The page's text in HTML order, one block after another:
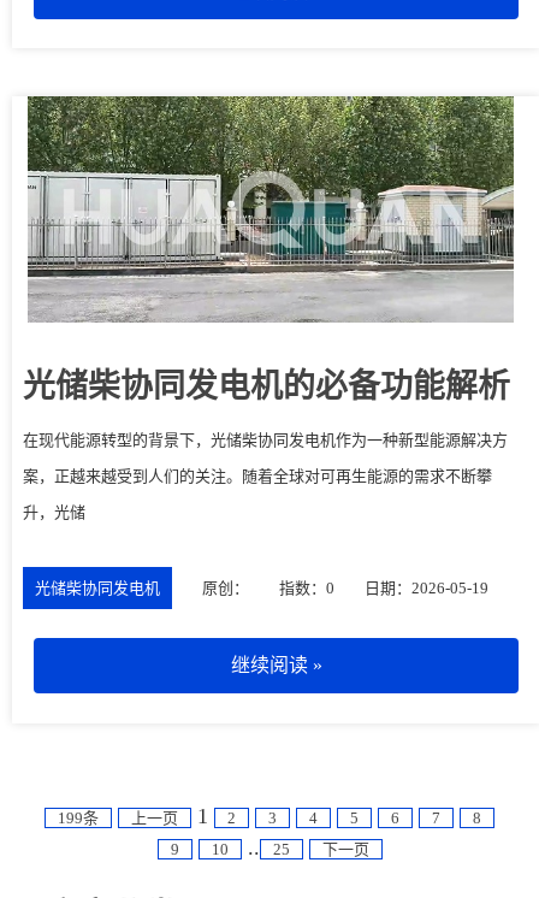
光储柴协同发电机的必备功能解析
在现代能源转型的背景下，光储柴协同发电机作为一种新型能源解决方
案，正越来越受到人们的关注。随着全球对可再生能源的需求不断攀
升，光储
光储柴协同发电机 原创： 指数：0 日期：2026-05-19
继续阅读 »
199条 上一页 1 2 3 4 5 6 7
8
9
10 .. 25 下一页